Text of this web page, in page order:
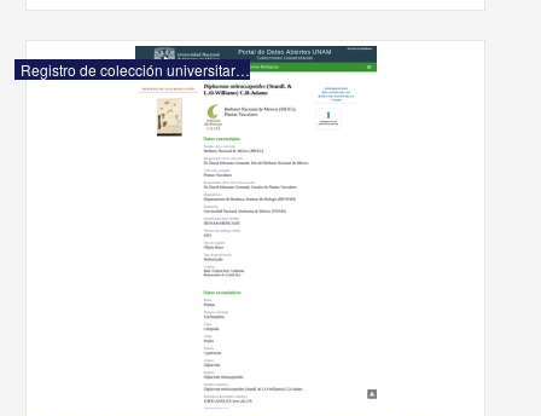
Registro de colección universitaria